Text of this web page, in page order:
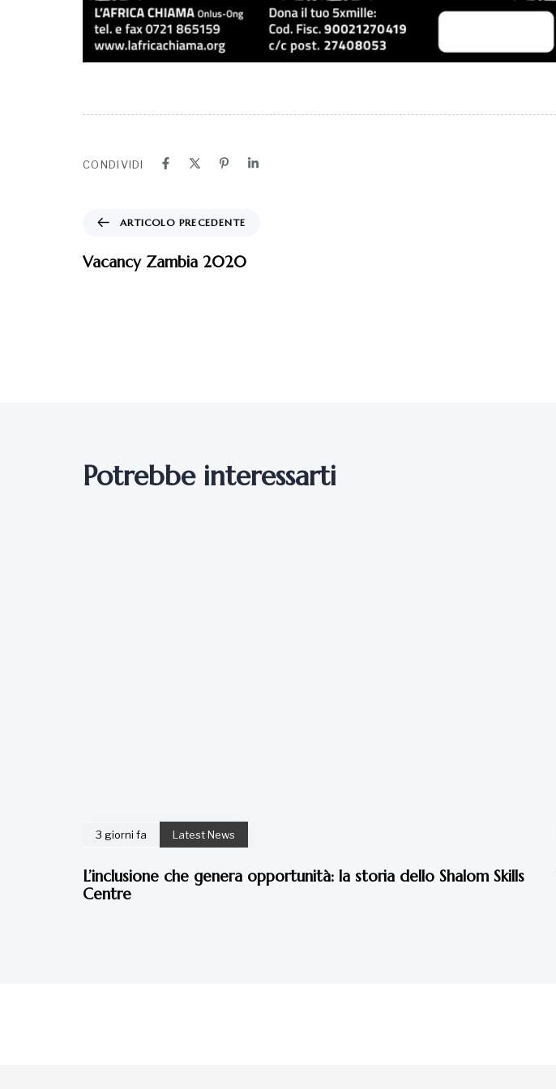
CONDIVIDI
ARTICOLO PRECEDENTE
Vacancy Zambia 2020
Potrebbe interessarti
3 giorni fa Latest News
L’inclusione che genera opportunità: la storia dello Shalom Skills
Centre